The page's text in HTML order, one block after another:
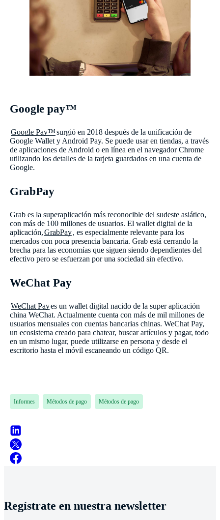
Google pay™
Google Pay™surgió en 2018 después de la unificación de
Google Wallet y Android Pay. Se puede usar en tiendas, a través
de aplicaciones de Android o en línea en el navegador Chrome
utilizando los detalles de la tarjeta guardados en una cuenta de
Google.
GrabPay
Grab es la superaplicación más reconocible del sudeste asiático,
con más de 100 millones de usuarios. El wallet digital de la
aplicación,GrabPay, es especialmente relevante para los
mercados con poca presencia bancaria. Grab está cerrando la
brecha para las economías que siguen siendo dependientes del
efectivo pero se esfuerzan por una sociedad sin efectivo.
WeChat Pay
WeChat Payes un wallet digital nacido de la super aplicación
china WeChat. Actualmente cuenta con más de mil millones de
usuarios mensuales con cuentas bancarias chinas. WeChat Pay,
un ecosistema creado para chatear, buscar artículos y pagar, todo
en un mismo lugar, puede utilizarse en persona y desde el
escritorio hasta el móvil escaneando un código QR.
Informes Métodos de pago Métodos de pago
Regístrate en nuestra newsletter